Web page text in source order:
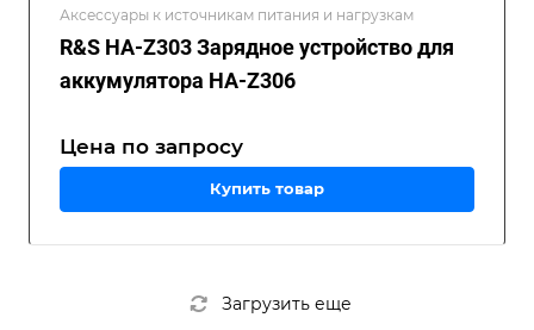
Аксессуары к источникам питания и нагрузкам
R&S HA-Z303 Зарядное устройство для
аккумулятора HA-Z306
Цена по запросу
Купить товар
Загрузить еще